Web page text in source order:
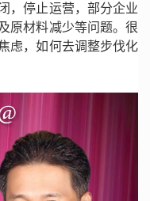
，停止运营，部分企业
原材料减少等问题。很
虑，如何去调整步伐化